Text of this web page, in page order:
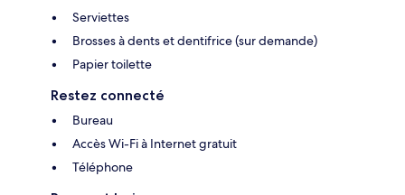
Serviettes
Brosses à dents et dentifrice (sur demande)
Papier toilette
Restez connecté
Bureau
Accès Wi-Fi à Internet gratuit
Téléphone